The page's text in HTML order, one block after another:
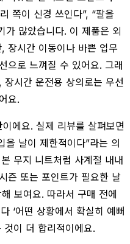
쪽이 신경 쓰인다”, “팔을
가 많았습니다. 이 제품은 외
장시간 이동이나 바쁜 업무
으로 느껴질 수 있어요. 그래
시간 운전용 상의로는 우선
요.
이에요. 실제 리뷰를 살펴보면
을 날이 제한적이다”라는 의
무지 니트처럼 사계절 내내
즌 또는 포인트가 필요한 날
보여요. 따라서 구매 전에
‘어떤 상황에서 확실히 예뻐
것이 더 합리적이에요.